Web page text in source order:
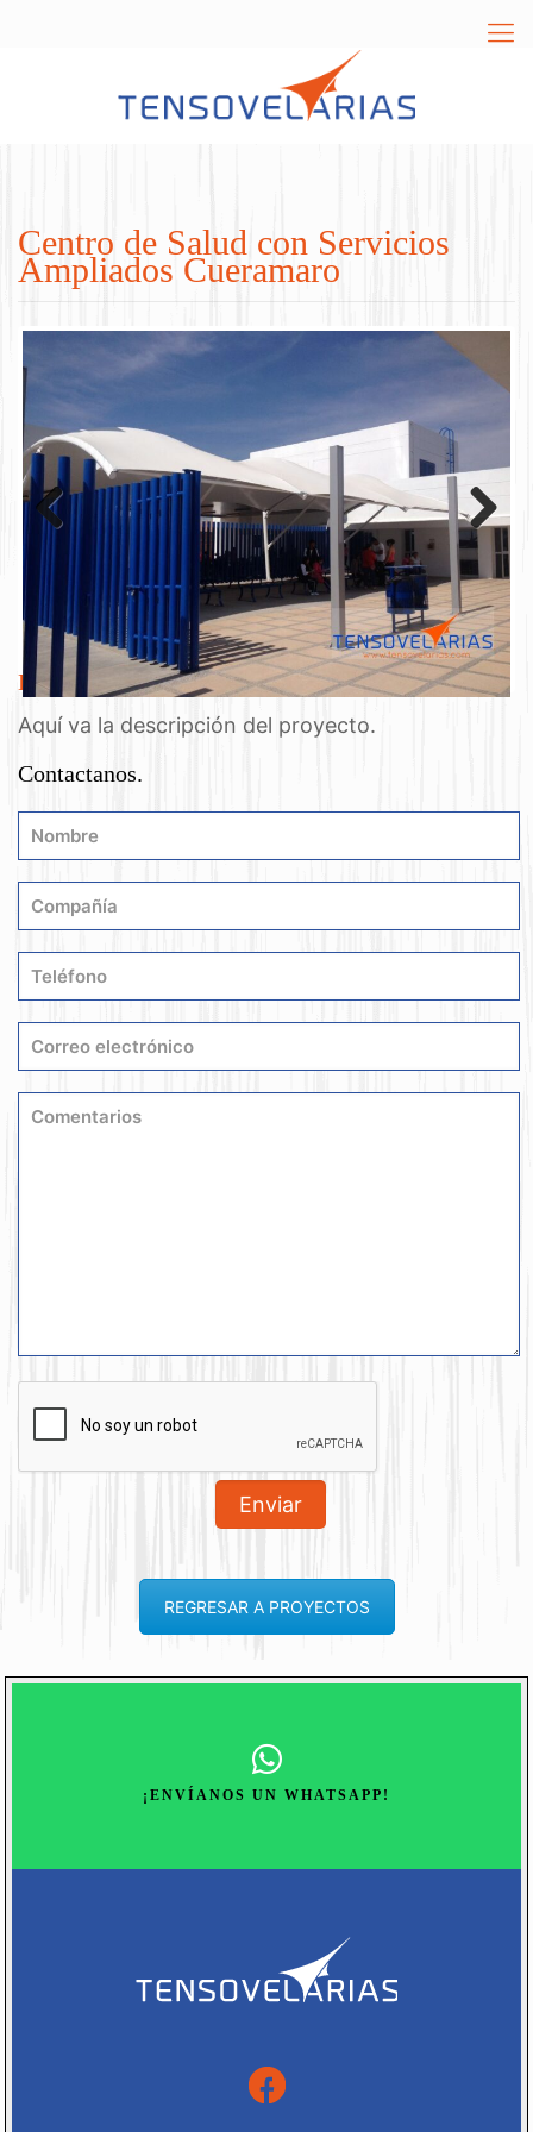
Centro de Salud con Servicios
Ampliados Cueramaro
Previous Next
Descripción
Aquí va la descripción del proyecto.
Contactanos.
REGRESAR A PROYECTOS
¡ENVÍANOS UN WHATSAPP!